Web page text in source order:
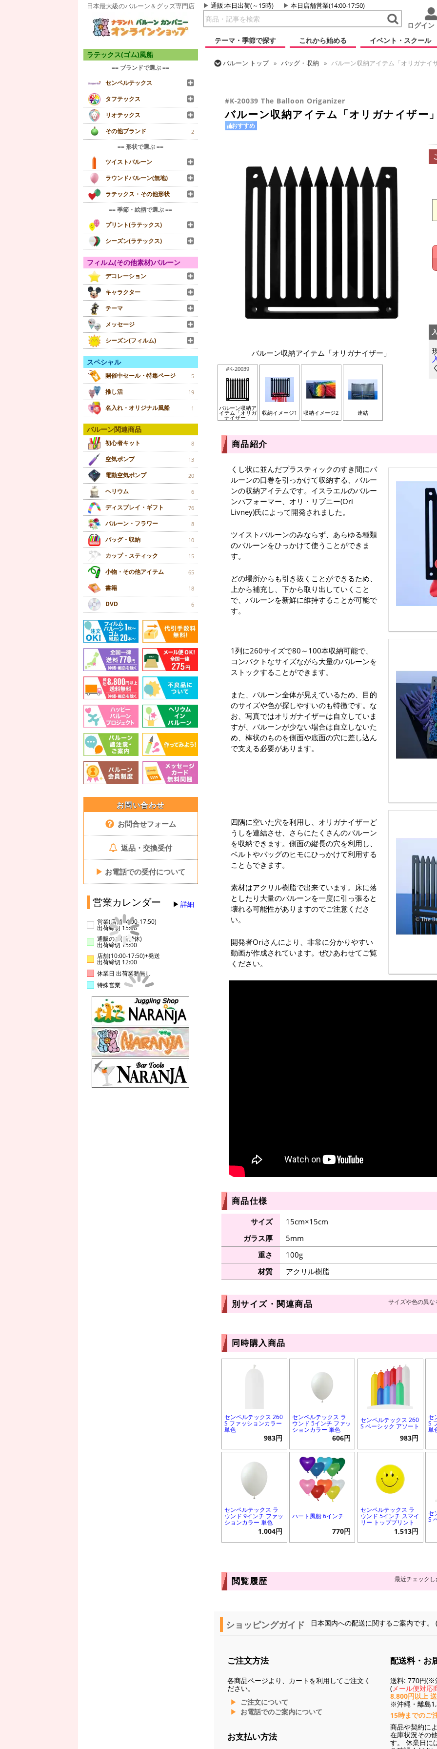
日本最大級のバルーン＆グッズ専門店 通販:本日出荷(～15時) 本日店舗営業(14:00-17:50)
ログイン
テーマ・季節で探す
これから始める イベント・スクール
ラテックス(ゴム)風船
== ブランドで選ぶ ==
センペルテックス
タフテックス
リオテックス
その他ブランド
2
== 形状で選ぶ ==
ツイストバルーン
ラウンドバルーン(無地)
ラテックス・その他形状
== 季節・絵柄で選ぶ ==
プリント(ラテックス)
シーズン(ラテックス)
フィルム(その他素材)バルーン
デコレーション
キャラクター
テーマ
メッセージ
シーズン(フィルム)
スペシャル
開催中セール・特集ページ 5
推し活 19
名入れ・オリジナル風船 1
バルーン関連商品
初心者キット 8
空気ポンプ 13
電動空気ポンプ 20
ヘリウム 6
ディスプレイ・ギフト 76
バルーン・フラワー 8
バッグ・収納 10
カップ・スティック 15
小物・その他アイテム 65
書籍 18
DVD 6
お問い合わせ
お問合せフォーム
返品・交換受付
▶ お電話での受付について
営業カレンダー 詳細
営業(店舗14:00-17:50)
出荷締切 15:00
通販のみ(店舗休)
出荷締切 15:00
店舗(10:00-17:50)+発送
出荷締切 12:00
休業日 出荷業務無し
特殊営業
バルーン トップ バッグ・収納
バルーン収納アイテム「オリガナイ
#K-20039 The Balloon Origanizer
バルーン収納アイテム「オリガナイザー
おすすめ
バルーン収納アイテム「オリガナイザー」
#K-20039
バルーン収納ア
イテム「オリガ
ナイザー」
収納イメージ1 収納イメージ2 連結
商品紹介
くし状に並んだプラスティックのすき間にバ
ルーンの口巻を引っかけて収納する、バルー
ンの収納アイテムです。イスラエルのバルー
ンパフォーマー、オリ・リブニー(Ori
Livney)氏によって開発されました。
ツイストバルーンのみならず、あらゆる種類
のバルーンをひっかけて使うことができま
す。
どの場所からも引き抜くことができるため、
上から補充し、下から取り出していくこと
で、バルーンを新鮮に維持することが可能で
す。
1列に260サイズで80～100本収納可能で、
コンパクトなサイズながら大量のバルーンを
ストックすることができます。
また、バルーン全体が見えているため、目的
のサイズや色が探しやすいのも特徴です。な
お、写真ではオリガナイザーは自立していま
すが、バルーンが少ない場合は自立しないた
め、棒状のものを側面や底面の穴に差し込ん
で支える必要があります。
四隅に空いた穴を利用し、オリガナイザーど
うしを連結させ、さらにたくさんのバルーン
を収納できます。側面の縦長の穴を利用し、
ベルトやバッグのヒモにひっかけて利用する
こともできます。
素材はアクリル樹脂で出来ています。床に落
としたり大量のバルーンを一度に引っ張ると
壊れる可能性がありますのでご注意くださ
い。
開発者Oriさんにより、非常に分かりやすい
動画が作成されています。ぜひあわせてご覧
ください。
商品仕様
サイズ
15cm×15cm
ガラス厚
5mm
重さ
100g
材質
アクリル樹脂
別サイズ・関連商品 サイズや色の異
同時購入商品
センペルテックス 260
S ファッションカラー
単色
983円
センペルテックス ラ
ウンド 5インチ ファッ
ションカラー 単色
606円
センペルテックス 260
S ベーシック アソート
983円
セ
S
単
センペルテックス ラ
ウンド 9インチ ファッ
ションカラー 単色
1,004円
ハート風船 6インチ
770円
センペルテックス ラ
ウンド 5インチ スマイ
リー トッププリント
1,513円
セ
S
閲覧履歴 最近チェック
ショッピングガイド 日本国内への配送に関するご案内です。 (
ご注文方法
各商品ページより、カートを利用してご注文く
ださい。
ご注文について
お電話でのご案内について
お支払い方法
配送料・お
送料: 770円(※
(メール便対応
8,800円以上
※沖縄・離島
15時までのご
商品や契約に
在庫状況その
す。 休業日に